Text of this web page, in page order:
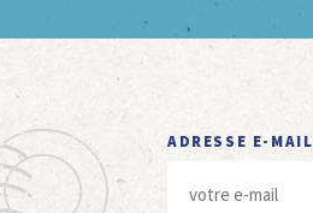
ADRESSE E-MAIL